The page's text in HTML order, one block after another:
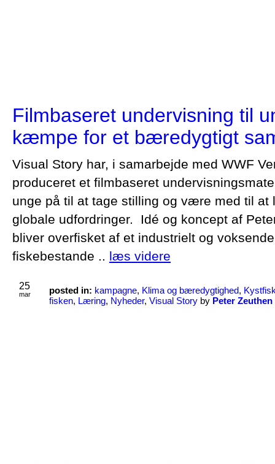
Filmbaseret undervisning til
kæmpe for et bæredygtigt
Visual Story har, i samarbejde med WWF
produceret et filmbaseret
unge på til at tage stilling og være med til at
globale udfordringer. Idé og koncept af
bliver overfisket af et industrielt og
fiskebestande .. læs videre
25
mar posted in: kampagne, Klima og bæredygtighed,
fisken, Læring, Nyheder, Visual Story by Peter Zeuthen